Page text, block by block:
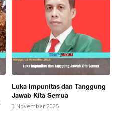
Luka Impunitas dan Tanggung
Jawab Kita Semua
3 November 2025